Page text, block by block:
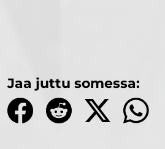
Jaa juttu somessa: